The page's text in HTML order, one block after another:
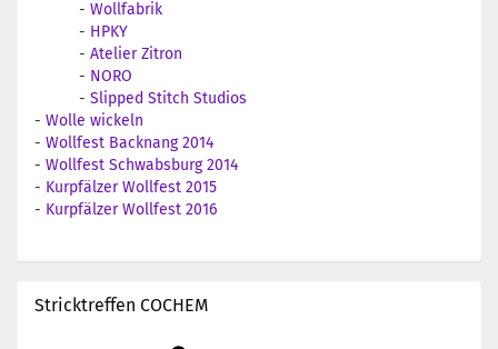
- Wollfabrik
- HPKY
- Atelier Zitron
- NORO
- Slipped Stitch Studios
- Wolle wickeln
- Wollfest Backnang 2014
- Wollfest Schwabsburg 2014
- Kurpfälzer Wollfest 2015
- Kurpfälzer Wollfest 2016
Stricktreffen COCHEM